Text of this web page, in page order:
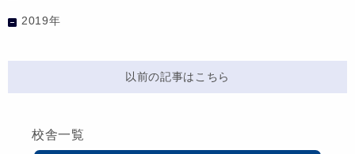
2019年
以前の記事はこちら
校舎一覧